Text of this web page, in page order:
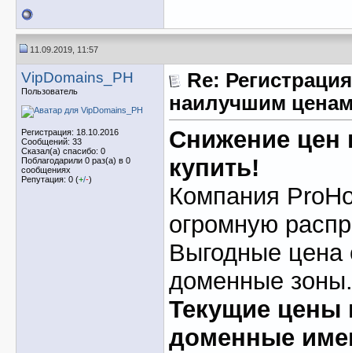
11.09.2019, 11:57
VipDomains_PH
Пользователь
Регистрация: 18.10.2016
Сообщений: 33
Сказал(а) спасибо: 0
Поблагодарили 0 раз(а) в 0
сообщениях
Репутация: 0 (+/-)
Re:
наилучшим
Снижение цен
купить!
Компания
огромную
Выгодные
доменные зоны.
Текущие цены
доменные